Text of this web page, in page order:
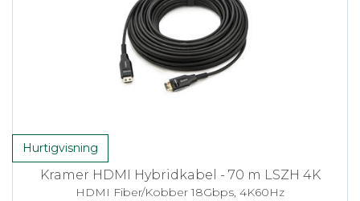
Hurtigvisning
Kramer HDMI Hybridkabel - 70 m LSZH 4K
HDMI Fiber/Kobber 18Gbps, 4K60Hz